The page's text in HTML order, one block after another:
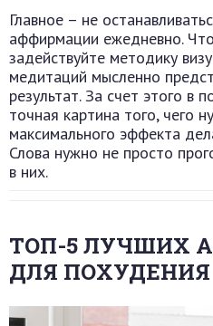
Главное – не
аффирмации ежедневно.
задействуйте методику
медитаций мысленно
результат. За счет этого в
точная картина того, чего
максимального эффекта
Слова нужно не просто
в них.
ТОП-5 ЛУЧШИХ
ДЛЯ ПОХУДЕНИЯ